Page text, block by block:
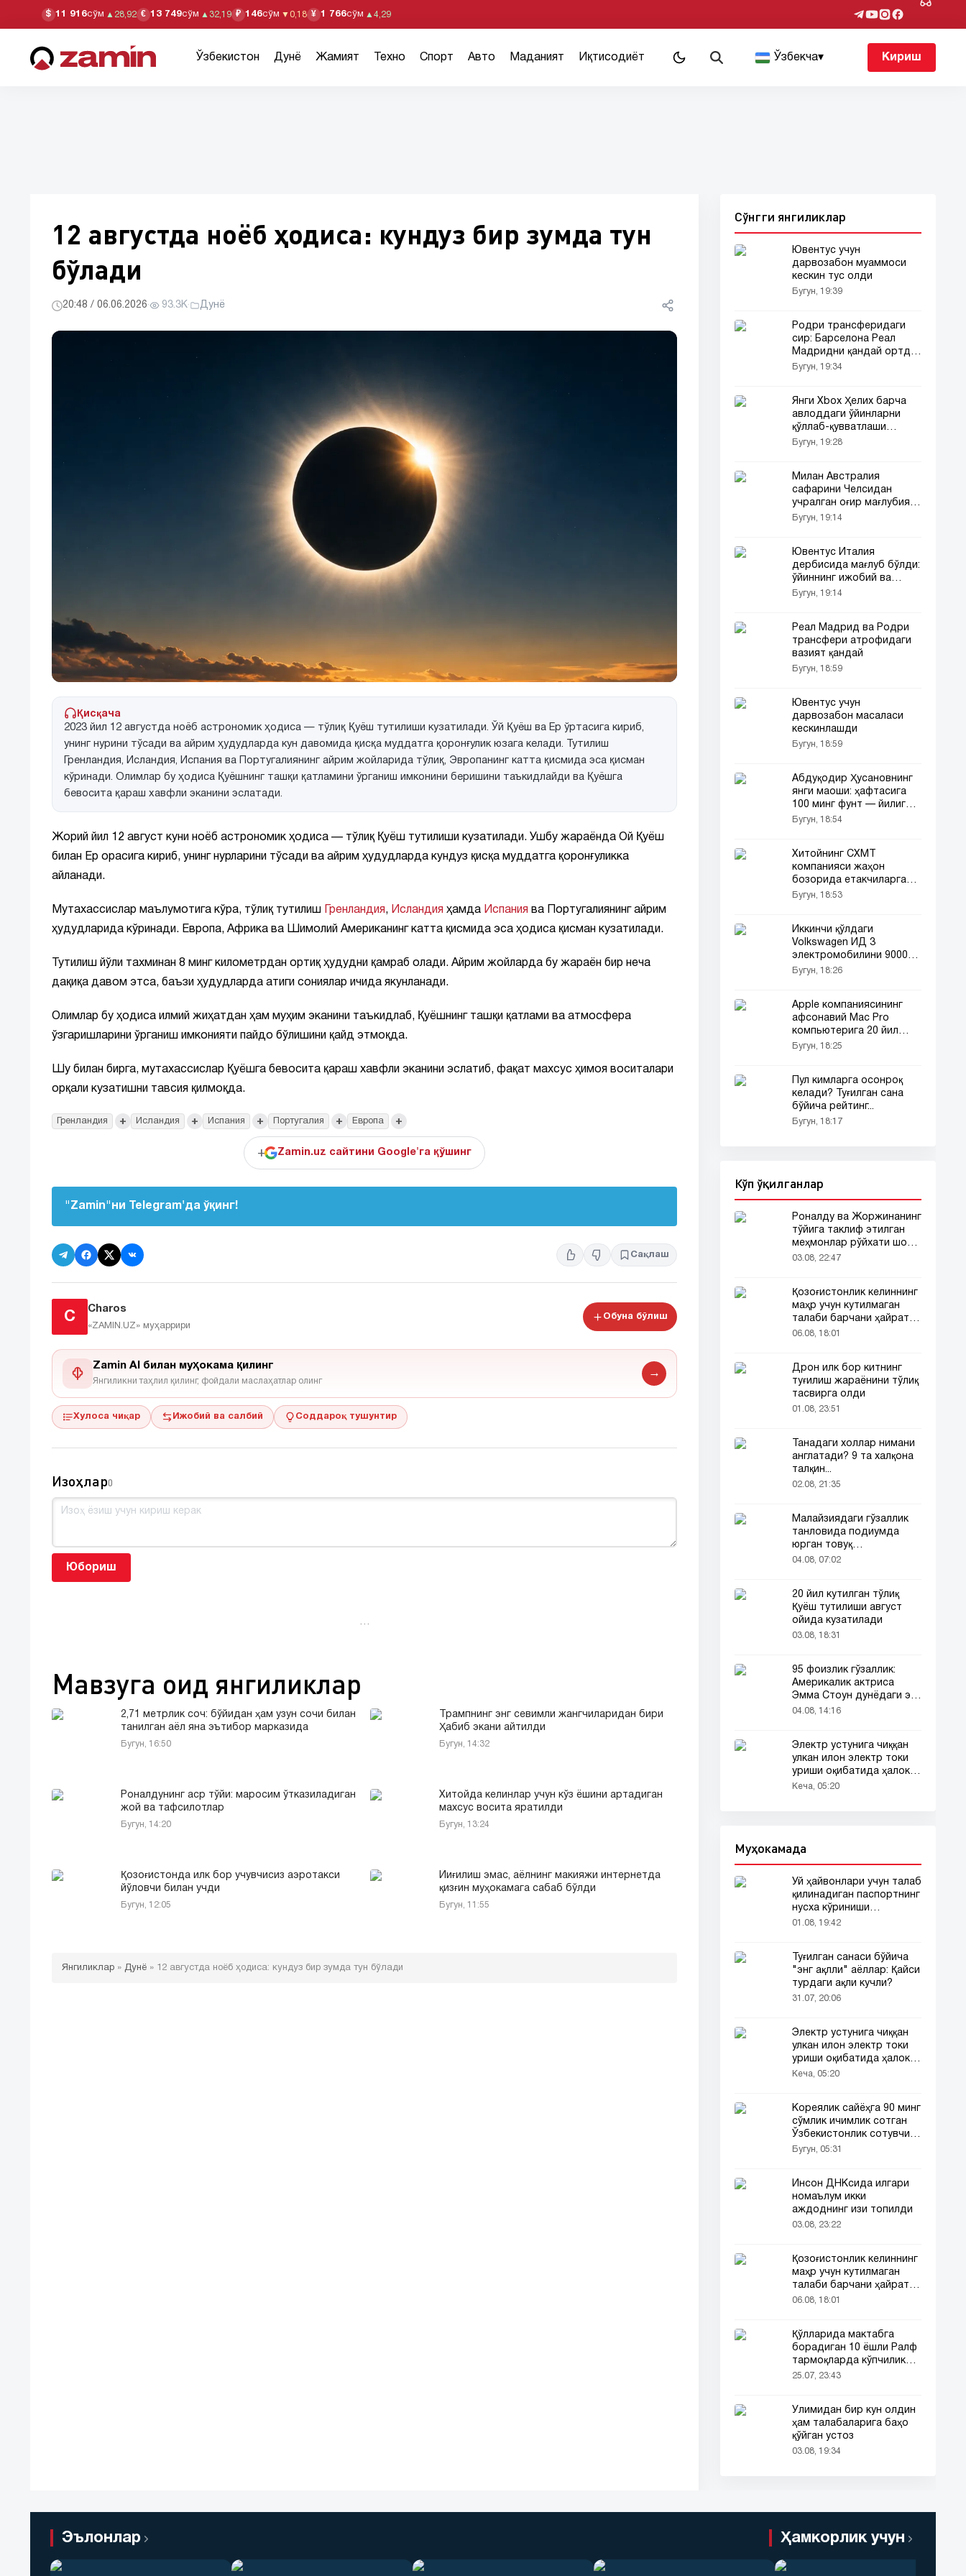
$ 11 916сўм ▲ 28,92 € 13 749сўм ▲ 32,19 ₽ 146сўм ▼ 0,18 ¥ 1 766сўм ▲ 4,29
Ўзбекистон Дунё Жамият Техно Спорт Авто Маданият Иқтисодиёт Ўзбекча▾ Кириш
12 августда ноёб ҳодиса: кундуз бир зумда тун
бўлади
20:48 / 06.06.2026· 93.3K· Дунё
Қисқача
2023 йил 12 августда ноёб астрономик ҳодиса — тўлиқ Қуёш тутилиши кузатилади. Ўй Қуёш ва Ер ўртасига кириб,
унинг нурини тўсади ва айрим ҳудудларда кун давомида қисқа муддатга қоронғулик юзага келади. Тутилиш
Гренландия, Исландия, Испания ва Португалиянинг айрим жойларида тўлиқ, Эвропанинг катта қисмида эса қисман
кўринади. Олимлар бу ҳодиса Қуёшнинг ташқи қатламини ўрганиш имконини беришини таъкидлайди ва Қуёшга
бевосита қараш хавфли эканини эслатади.
Жорий йил 12 август куни ноёб астрономик ҳодиса — тўлиқ Қуёш тутилиши кузатилади. Ушбу жараёнда Ой Қуёш
билан Ер орасига кириб, унинг нурларини тўсади ва айрим ҳудудларда кундуз қисқа муддатга қоронғуликка
айланади.
Мутахассислар маълумотига кўра, тўлиқ тутилиш Гренландия , Исландия ҳамда Испания ва Португалиянинг айрим
ҳудудларида кўринади. Европа, Африка ва Шимолий Американинг катта қисмида эса ҳодиса қисман кузатилади.
Тутилиш йўли тахминан 8 минг километрдан ортиқ ҳудудни қамраб олади. Айрим жойларда бу жараён бир неча
дақиқа давом этса, баъзи ҳудудларда атиги сониялар ичида якунланади.
Олимлар бу ҳодиса илмий жиҳатдан ҳам муҳим эканини таъкидлаб, Қуёшнинг ташқи қатлами ва атмосфера
ўзгаришларини ўрганиш имконияти пайдо бўлишини қайд этмоқда.
Шу билан бирга, мутахассислар Қуёшга бевосита қараш хавфли эканини эслатиб, фақат махсус ҳимоя воситалари
орқали кузатишни тавсия қилмоқда.
Гренландия + Исландия + Испания + Португалия + Европа +
+ Zamin.uz сайтини Google'га қўшинг
"Zamin"ни Telegram'да ўқинг!
Сақлаш
C
Charos
«ZAMIN.UZ» муҳаррири
Обуна бўлиш
Zamin AI билан муҳокама қилинг
Янгиликни таҳлил қилинг, фойдали маслаҳатлар олинг
→
Хулоса чиқар Ижобий ва салбий Соддароқ тушунтир
Изоҳлар0
Юбориш
…
Мавзуга оид янгиликлар
2,71 метрлик соч: бўйидан ҳам узун сочи билан
танилган аёл яна эътибор марказида
Бугун, 16:50
Трампнинг энг севимли жангчиларидан бири
Ҳабиб экани айтилди
Бугун, 14:32
Роналдунинг аср тўйи: маросим ўтказиладиган
жой ва тафсилотлар
Бугун, 14:20
Хитойда келинлар учун кўз ёшини артадиган
махсус восита яратилди
Бугун, 13:24
Қозоғистонда илк бор учувчисиз аэротакси
йўловчи билан учди
Бугун, 12:05
Йиғилиш эмас, аёлнинг макияжи интернетда
қизғин муҳокамага сабаб бўлди
Бугун, 11:55
Янгиликлар » Дунё » 12 августда ноёб ҳодиса: кундуз бир зумда тун бўлади
Сўнгги янгиликлар
Ювентус учун
дарвозабон муаммоси
кескин тус олди
Бугун, 19:39
Родри трансферидаги
сир: Барселона Реал
Мадридни қандай ортда
қолдирди
Бугун, 19:34
Янги Xbox Ҳелих барча
авлоддаги ўйинларни
қўллаб-қувватлаши
мумкин
Бугун, 19:28
Милан Австралия
сафарини Челсидан
учралган оғир мағлубият
билан якунлади
Бугун, 19:14
Ювентус Италия
дербисида мағлуб бўлди:
ўйиннинг ижобий ва
салбий жиҳатлари
Бугун, 19:14
Реал Мадрид ва Родри
трансфери атрофидаги
вазият қандай
Бугун, 18:59
Ювентус учун
дарвозабон масаласи
кескинлашди
Бугун, 18:59
Абдуқодир Ҳусановнинг
янги маоши: ҳафтасига
100 минг фунт — йилига
қанча?
Бугун, 18:54
Хитойнинг CXMT
компанияси жаҳон
бозорида етакчиларга
рақобат туғдирмоқда
Бугун, 18:53
Иккинчи қўлдаги
Volkswagen ИД 3
электромобилини 9000
фунтдан бошлаб харид
Бугун, 18:26
Apple компаниясининг
афсонавий Mac Pro
компьютерига 20 йил
тўлди
Бугун, 18:25
Пул кимларга осонроқ
келади? Туғилган сана
бўйича рейтинг...
Бугун, 18:17
Кўп ўқилганлар
Роналду ва Жоржинанинг
тўйига таклиф этилган
меҳмонлар рўйхати шов-
шувда
03.08, 22:47
Қозоғистонлик келиннинг
маҳр учун кутилмаган
талаби барчани ҳайратга
солди
06.08, 18:01
Дрон илк бор китнинг
туғилиш жараёнини тўлиқ
тасвирга олди
01.08, 23:51
Танадаги холлар нимани
англатади? 9 та халқона
талқин...
02.08, 21:35
Малайзиядаги гўзаллик
танловида подиумда
юрган товуқ
томошабинлар
04.08, 07:02
20 йил кутилган тўлиқ
Қуёш тутилиши август
ойида кузатилади
03.08, 18:31
95 фоизлик гўзаллик:
Америкалик актриса
Эмма Стоун дунёдаги энг
гўзал аёл деб топилди!
04.08, 14:16
Электр устунига чиққан
улкан илон электр токи
уриши оқибатида ҳалок
бўлди
Кеча, 05:20
Муҳокамада
Уй ҳайвонлари учун талаб
қилинадиган паспортнинг
нусха кўриниши
тармоқларда тарқалди
01.08, 19:42
Туғилган санаси бўйича
"энг ақлли" аёллар: Қайси
турдаги ақли кучли?
31.07, 20:06
Электр устунига чиққан
улкан илон электр токи
уриши оқибатида ҳалок
бўлди
Кеча, 05:20
Кореялик сайёҳга 90 минг
сўмлик ичимлик сотган
Ўзбекистонлик сотувчи
Корея телевидениясида
Бугун, 05:31
Инсон ДНКсида илгари
номаълум икки
аждоднинг изи топилди
03.08, 23:22
Қозоғистонлик келиннинг
маҳр учун кутилмаган
талаби барчани ҳайратга
солди
06.08, 18:01
Қўлларида мактабга
борадиган 10 ёшли Ралф
тармоқларда кўпчиликни
таъсирлантирди
25.07, 23:43
Ўлимидан бир кун олдин
ҳам талабаларига баҳо
қўйган устоз
03.08, 19:34
Эълонлар Ҳамкорлик учун